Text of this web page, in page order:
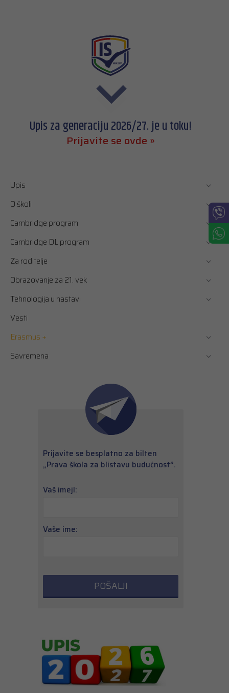
Upis za generaciju 2026/27. je u toku!
Prijavite se ovde »
Upis
O školi
Cambridge program
Cambridge DL program
Za roditelje
Obrazovanje za 21. vek
Tehnologija u nastavi
Vesti
Erasmus +
Savremena
Prijavite se besplatno za bilten
„Prava škola za blistavu budućnost”.
Vaš imejl:
Vaše ime: